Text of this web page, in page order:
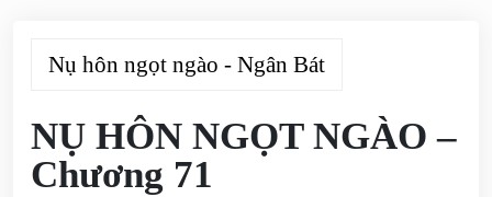
Nụ hôn ngọt ngào - Ngân Bát
NỤ HÔN NGỌT NGÀO –
Chương 71